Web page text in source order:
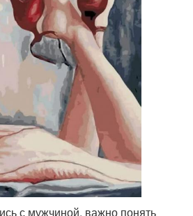
с мужчиной, важно понять